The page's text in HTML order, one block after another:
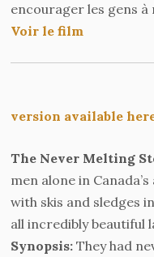
encourager les gens à
Voir le film
version available
The Never Melting
men alone in
with skis and sledges
all incredibly beautiful
Synopsis: They had